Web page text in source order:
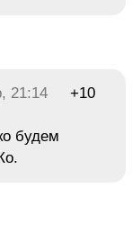
21:14 +10
будем